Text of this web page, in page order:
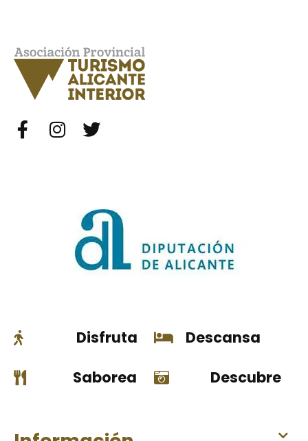
Disfruta
Saborea
Descansa
Descubre